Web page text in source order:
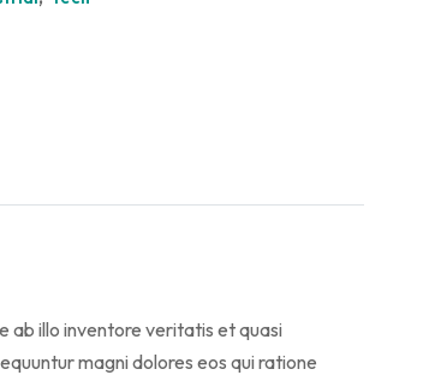
ab illo inventore veritatis et quasi
magni dolores eos qui ratione